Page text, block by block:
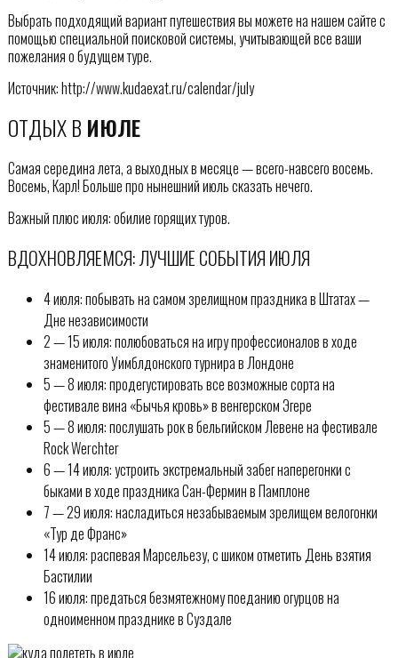
Выбрать подходящий вариант путешествия вы можете на нашем сайте с
помощью специальной поисковой системы, учитывающей все ваши
пожелания о будущем туре.
Источник: http://www.kudaexat.ru/calendar/july
ОТДЫХ В ИЮЛЕ
Самая середина лета, а выходных в месяце — всего-навсего восемь.
Восемь, Карл! Больше про нынешний июль сказать нечего.
Важный плюс июля: обилие горящих туров.
ВДОХНОВЛЯЕМСЯ: ЛУЧШИЕ СОБЫТИЯ ИЮЛЯ
4 июля: побывать на самом зрелищном праздника в Штатах —
Дне независимости
2 — 15 июля: полюбоваться на игру профессионалов в ходе
знаменитого Уимблдонского турнира в Лондоне
5 — 8 июля: продегустировать все возможные сорта на
фестивале вина «Бычья кровь» в венгерском Эгере
5 — 8 июля: послушать рок в бельгийском Левене на фестивале
Rock Werchter
6 — 14 июля: устроить экстремальный забег наперегонки с
быками в ходе праздника Сан-Фермин в Памплоне
7 — 29 июля: насладиться незабываемым зрелищем велогонки
«Тур де Франс»
14 июля: распевая Марсельезу, с шиком отметить День взятия
Бастилии
16 июля: предаться безмятежному поеданию огурцов на
одноименном празднике в Суздале